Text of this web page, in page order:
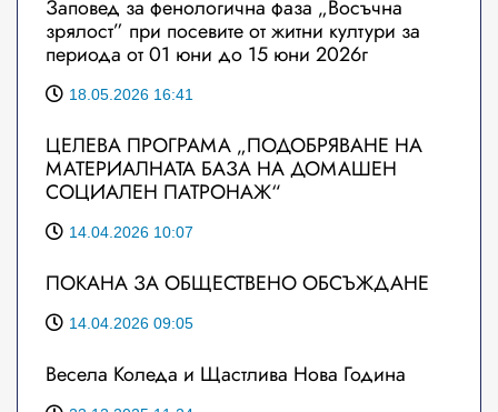
Заповед за фенологична фаза „Восъчна
зрялост” при посевите от житни култури за
периода от 01 юни до 15 юни 2026г
18.05.2026 16:41
ЦЕЛЕВА ПРОГРАМА „ПОДОБРЯВАНЕ НА
МАТЕРИАЛНАТА БАЗА НА ДОМАШЕН
СОЦИАЛЕН ПАТРОНАЖ“
14.04.2026 10:07
ПОКАНА ЗА ОБЩЕСТВЕНО ОБСЪЖДАНЕ
14.04.2026 09:05
Весела Коледа и Щастлива Нова Година